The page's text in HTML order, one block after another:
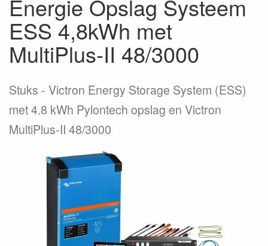
Energie Opslag Systeem
ESS 4,8kWh met
MultiPlus-II 48/3000
Stuks
Victron Energy Storage System (ESS)
met 4.8 kWh Pylontech opslag en Victron
MultiPlus-II 48/3000